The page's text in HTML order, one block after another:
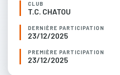
CLUB
T.C. CHATOU
DERNIÈRE PARTICIPATION
23/12/2025
PREMIÈRE PARTICIPATION
23/12/2025